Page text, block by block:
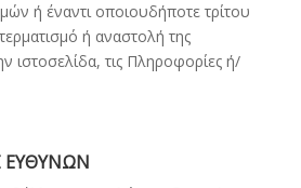
ή έναντι οποιουδήποτε τρίτου
ή αναστολή της
ιστοσελίδα, τις Πληροφορίες ή/
ΕΥΘΥΝΩΝ